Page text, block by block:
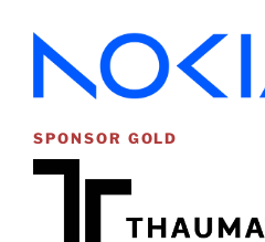
SPONSOR GOLD